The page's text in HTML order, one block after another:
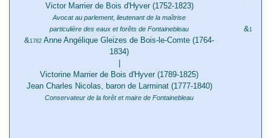
Victor Marrier de Bois d'Hyver (1752-1823)
Avocat au parlement, lieutenant de la maîtrise
particulière des eaux et forêts de Fontainebleau
&1782 Anne Angélique Gleizes de Bois-le-Comte (1764-
1834)
Victorine Marrier de Bois d'Hyver (1789-1825)
Jean Charles Nicolas, baron de Larminat (1777-1840)
Conservateur de la forêt et maire de Fontainebleau
&1851